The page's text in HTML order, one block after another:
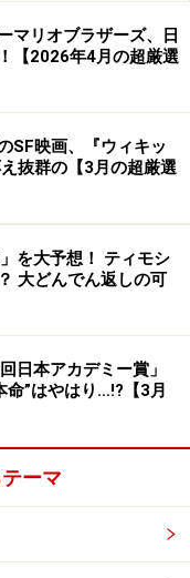
ら』の制作の折、
でも知られていま
高校生達がどう民
多く見比べてみる
』
青い山脈 ＨＤ
マリオブラザーズ、日
【2026年4月の超厳選
SF映画、『ウィキッ
抜群の【3月の超厳選
を大予想！ ティモシ
大どんでん返しの可
日本アカデミー賞」
命”はやはり…!?【3月
ーマ